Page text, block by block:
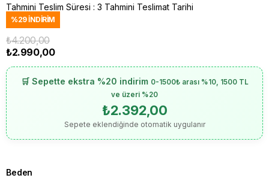
Tahmini Teslim Süresi : 3 Tahmini Teslimat Tarihi
%29İNDIRIM
₺4.200,00
₺2.990,00
🛒 Sepette ekstra %20 indirim 0-1500₺ arası %10, 1500 TL
ve üzeri %20
₺2.392,00
Sepete eklendiğinde otomatik uygulanır
Beden